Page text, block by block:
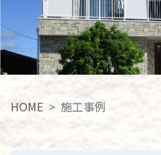
HOME 施工事例